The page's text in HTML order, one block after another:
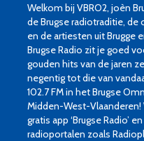
Welkom bij VBRO2, joèn
de Brugse radiotraditie, de
en de artiesten uit Brugge
Brugse Radio zit je goed
gouden hits van de jaren
negentig tot die van
102.7 FM in het Brugse
Midden-West-
gratis app ‘Brugse Radio’
radioportalen zoals